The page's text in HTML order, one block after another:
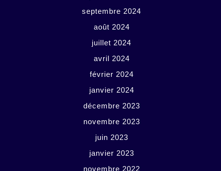
septembre 2024
août 2024
juillet 2024
avril 2024
février 2024
janvier 2024
décembre 2023
novembre 2023
juin 2023
janvier 2023
novembre 2022